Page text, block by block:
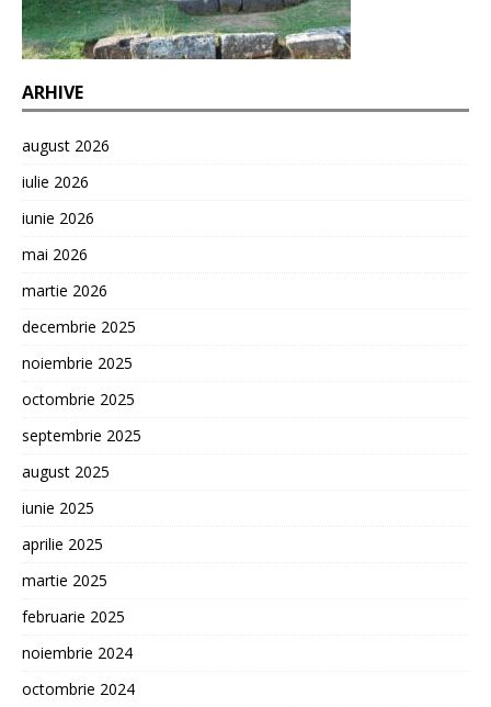
ARHIVE
august 2026
iulie 2026
iunie 2026
mai 2026
martie 2026
decembrie 2025
noiembrie 2025
octombrie 2025
septembrie 2025
august 2025
iunie 2025
aprilie 2025
martie 2025
februarie 2025
noiembrie 2024
octombrie 2024